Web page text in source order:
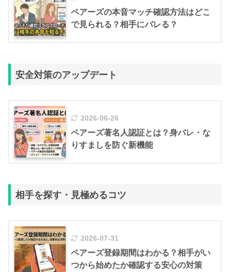
ペアーズの本音マッチ確認方法はどこ
で見られる？相手にバレる？
安全対策のアップデート
2026-06-26
ペアーズ著名人認証とは？身バレ・な
りすましを防ぐ新機能
相手を探す・見極めるコツ
2026-07-31
ペアーズ登録期間はわかる？相手がい
つから始めたか確認する安心の対策